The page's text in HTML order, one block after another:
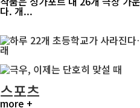
다. 개...
스포츠
more +